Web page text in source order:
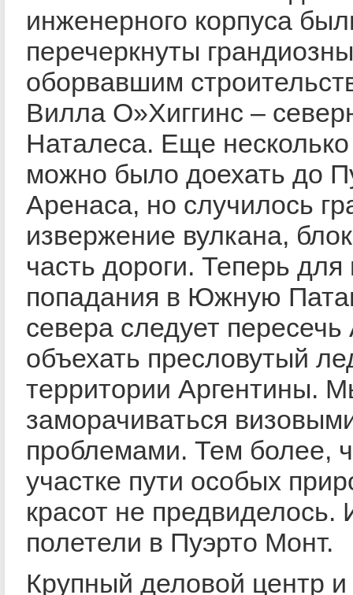
инженерного корпуса
перечеркнуты
оборвавшим
Вилла О»Хиггинс –
Наталеса. Еще
можно было доехать до
Аренаса, но случилось
извержение вулкана,
часть дороги. Теперь для
попадания в Южную
севера следует
объехать пресловутый
территории Аргентины.
заморачиваться
проблемами. Тем более,
участке пути особых
красот не предвиделось.
полетели в Пуэрто Монт.
Крупный деловой центр и